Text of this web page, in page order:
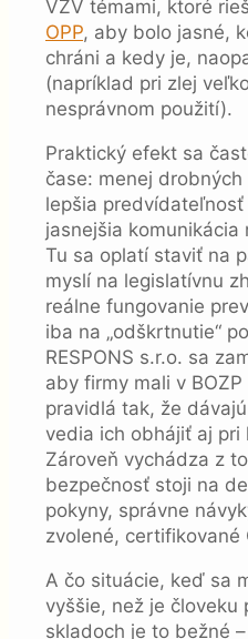
VZV témami, ktoré
OPP, aby bolo jasné,
chráni a kedy je,
(napríklad pri zlej
nesprávnom použití).
Praktický efekt sa
čase: menej drobných
lepšia predvídateľnosť
jasnejšia komunikácia
Tu sa oplatí staviť na
myslí na legislatívnu
reálne fungovanie
iba na „odškrtnutie“
RESPONS s.r.o. sa
aby firmy mali v
pravidlá tak, že
vedia ich obhájiť aj pri
Zároveň vychádza z
bezpečnosť stoji na
pokyny, správne
zvolené, certifikované
A čo situácie, keď sa
vyššie, než je človeku
skladoch je to bežné